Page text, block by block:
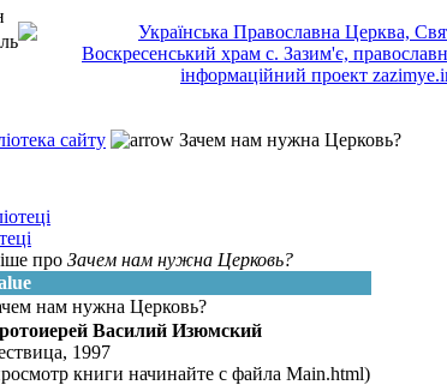
сайту Зачем нам нужна Церковь?
про Зачем нам нужна Церковь?
нам нужна Церковь?
Василий Изюмский
1997
книги начинайте с файла Main.html)